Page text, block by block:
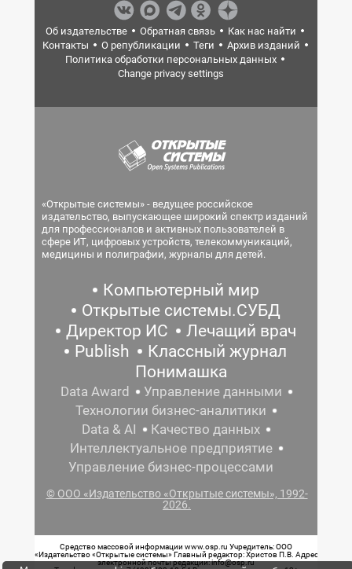
Об издательстве Обратная связь
Как нас найти
Контакты
О републикации Теги
Архив изданий
Политика обработки персональных данных
Change privacy settings
«Открытые системы» - ведущее российское
издательство, выпускающее широкий спектр изданий
для профессионалов и активных пользователей в
сфере ИТ, цифровых устройств, телекоммуникаций,
медицины и полиграфии, журналы для детей.
Компьютерный мир
Открытые системы.СУБД
Директор ИС
Лечащий врач
Publish
Классный журнал
Понимашка
Data Award
Управление данными
Технологии бизнес-аналитики
Data & AI
Качество данных
Интеллектуальное предприятие
Управление бизнес-процессами
© ООО «Издательство «Открытые системы», 1992-
2026.
Средство массовой информации www.osp.ru Учредитель: ООО
«Издательство «Открытые системы» Главный редактор: Христов П.В. Адрес
электронной почты редакции: info@osp.ru